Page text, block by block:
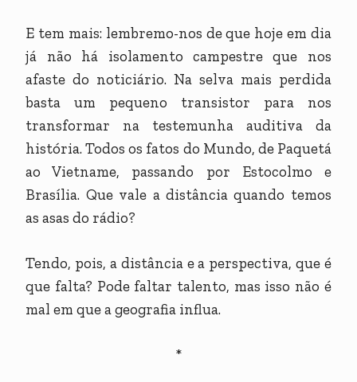
E tem mais: lembremo-nos de que hoje em dia
já não há isolamento campestre que nos
afaste do noticiário. Na selva mais perdida
basta um pequeno transistor para nos
transformar na testemunha auditiva da
história. Todos os fatos do Mundo, de Paquetá
ao Vietname, passando por Estocolmo e
Brasília. Que vale a distância quando temos
as asas do rádio?
Tendo, pois, a distância e a perspectiva, que é
que falta? Pode faltar talento, mas isso não é
mal em que a geografia influa.
*